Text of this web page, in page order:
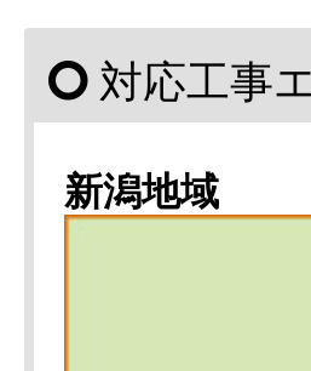
対応工事
新潟地域